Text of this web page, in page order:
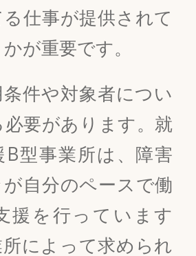
仕事が提供されて
が重要です。
件や対象者につい
要があります。就
B型事業所は、障害
自分のペースで働
援を行っています
によって求められ